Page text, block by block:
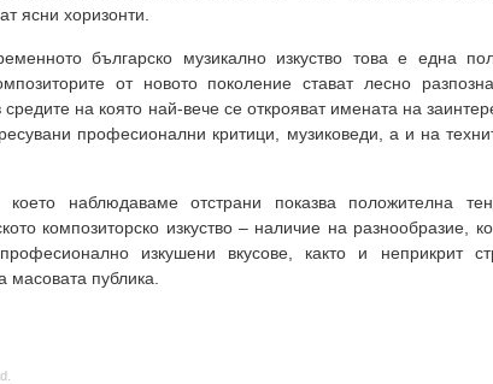
ясни хоризонти.
българско музикално изкуство това е една
от новото поколение стават лесно
средите на която най-вече се открояват имената на
професионални критици, музиковеди, а и на
което наблюдаваме отстрани показва положителна
композиторско изкуство – наличие на разнообразие,
изкушени вкусове, както и неприкрит
масовата публика.